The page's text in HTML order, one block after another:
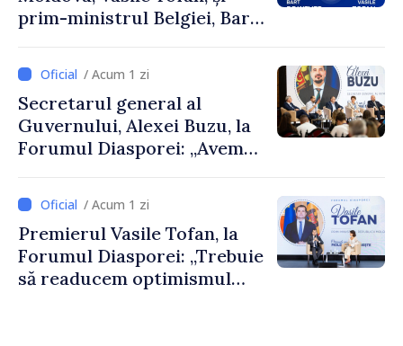
prim-ministrul Belgiei, Bart
despre parcursul european
al Republicii Moldova.
/ Acum 1 zi
Secretarul general al
Guvernului, Alexei Buzu, la
Forumul Diasporei: „Avem
dumneavoastră pentru a
construi comunități mai
puternice”
/ Acum 1 zi
Premierul Vasile Tofan, la
Forumul Diasporei: „Trebuie
să readucem optimismul